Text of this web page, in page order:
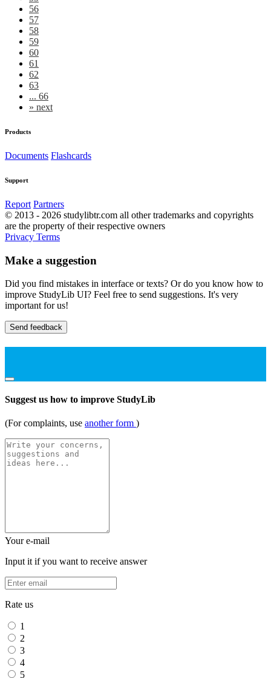
56
57
58
59
60
61
62
63
... 66
» next
Products
Documents Flashcards
Support
Report Partners
© 2013 - 2026 studylibtr.com all other trademarks and copyrights
are the property of their respective owners
Privacy Terms
Make a suggestion
Did you find mistakes in interface or texts? Or do you know how to
improve StudyLib UI? Feel free to send suggestions. It's very
important for us!
Send feedback
Suggest us how to improve StudyLib
(For complaints, use another form )
Your e-mail
Input it if you want to receive answer
Rate us
1
2
3
4
5